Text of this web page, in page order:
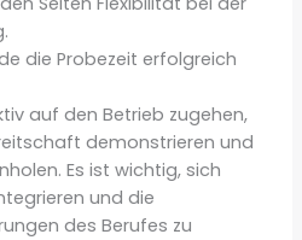
die Probezeit erfolgreich
auf den Betrieb zugehen,
demonstrieren und
Es ist wichtig, sich
und die
des Berufes zu